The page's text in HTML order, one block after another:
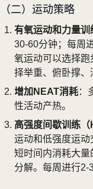
（二）运动策略
有氧运动和力量训
30-60分钟；每周
氧运动可以选择
择举重、俯卧撑、
增加NEAT消耗：
性活动产热。
高强度间歇训练（
运动和低强度运
短时间内消耗大
分解。每周进行2-